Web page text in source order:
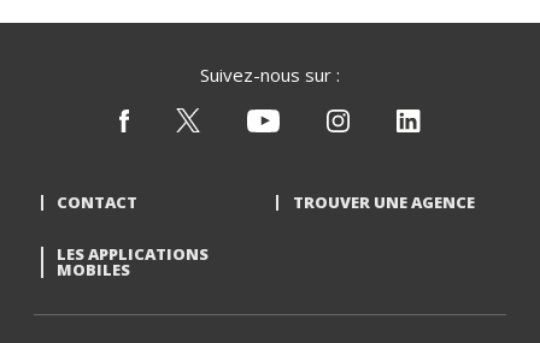
Suivez-nous sur :
CONTACT TROUVER UNE AGENCE
LES APPLICATIONS
MOBILES